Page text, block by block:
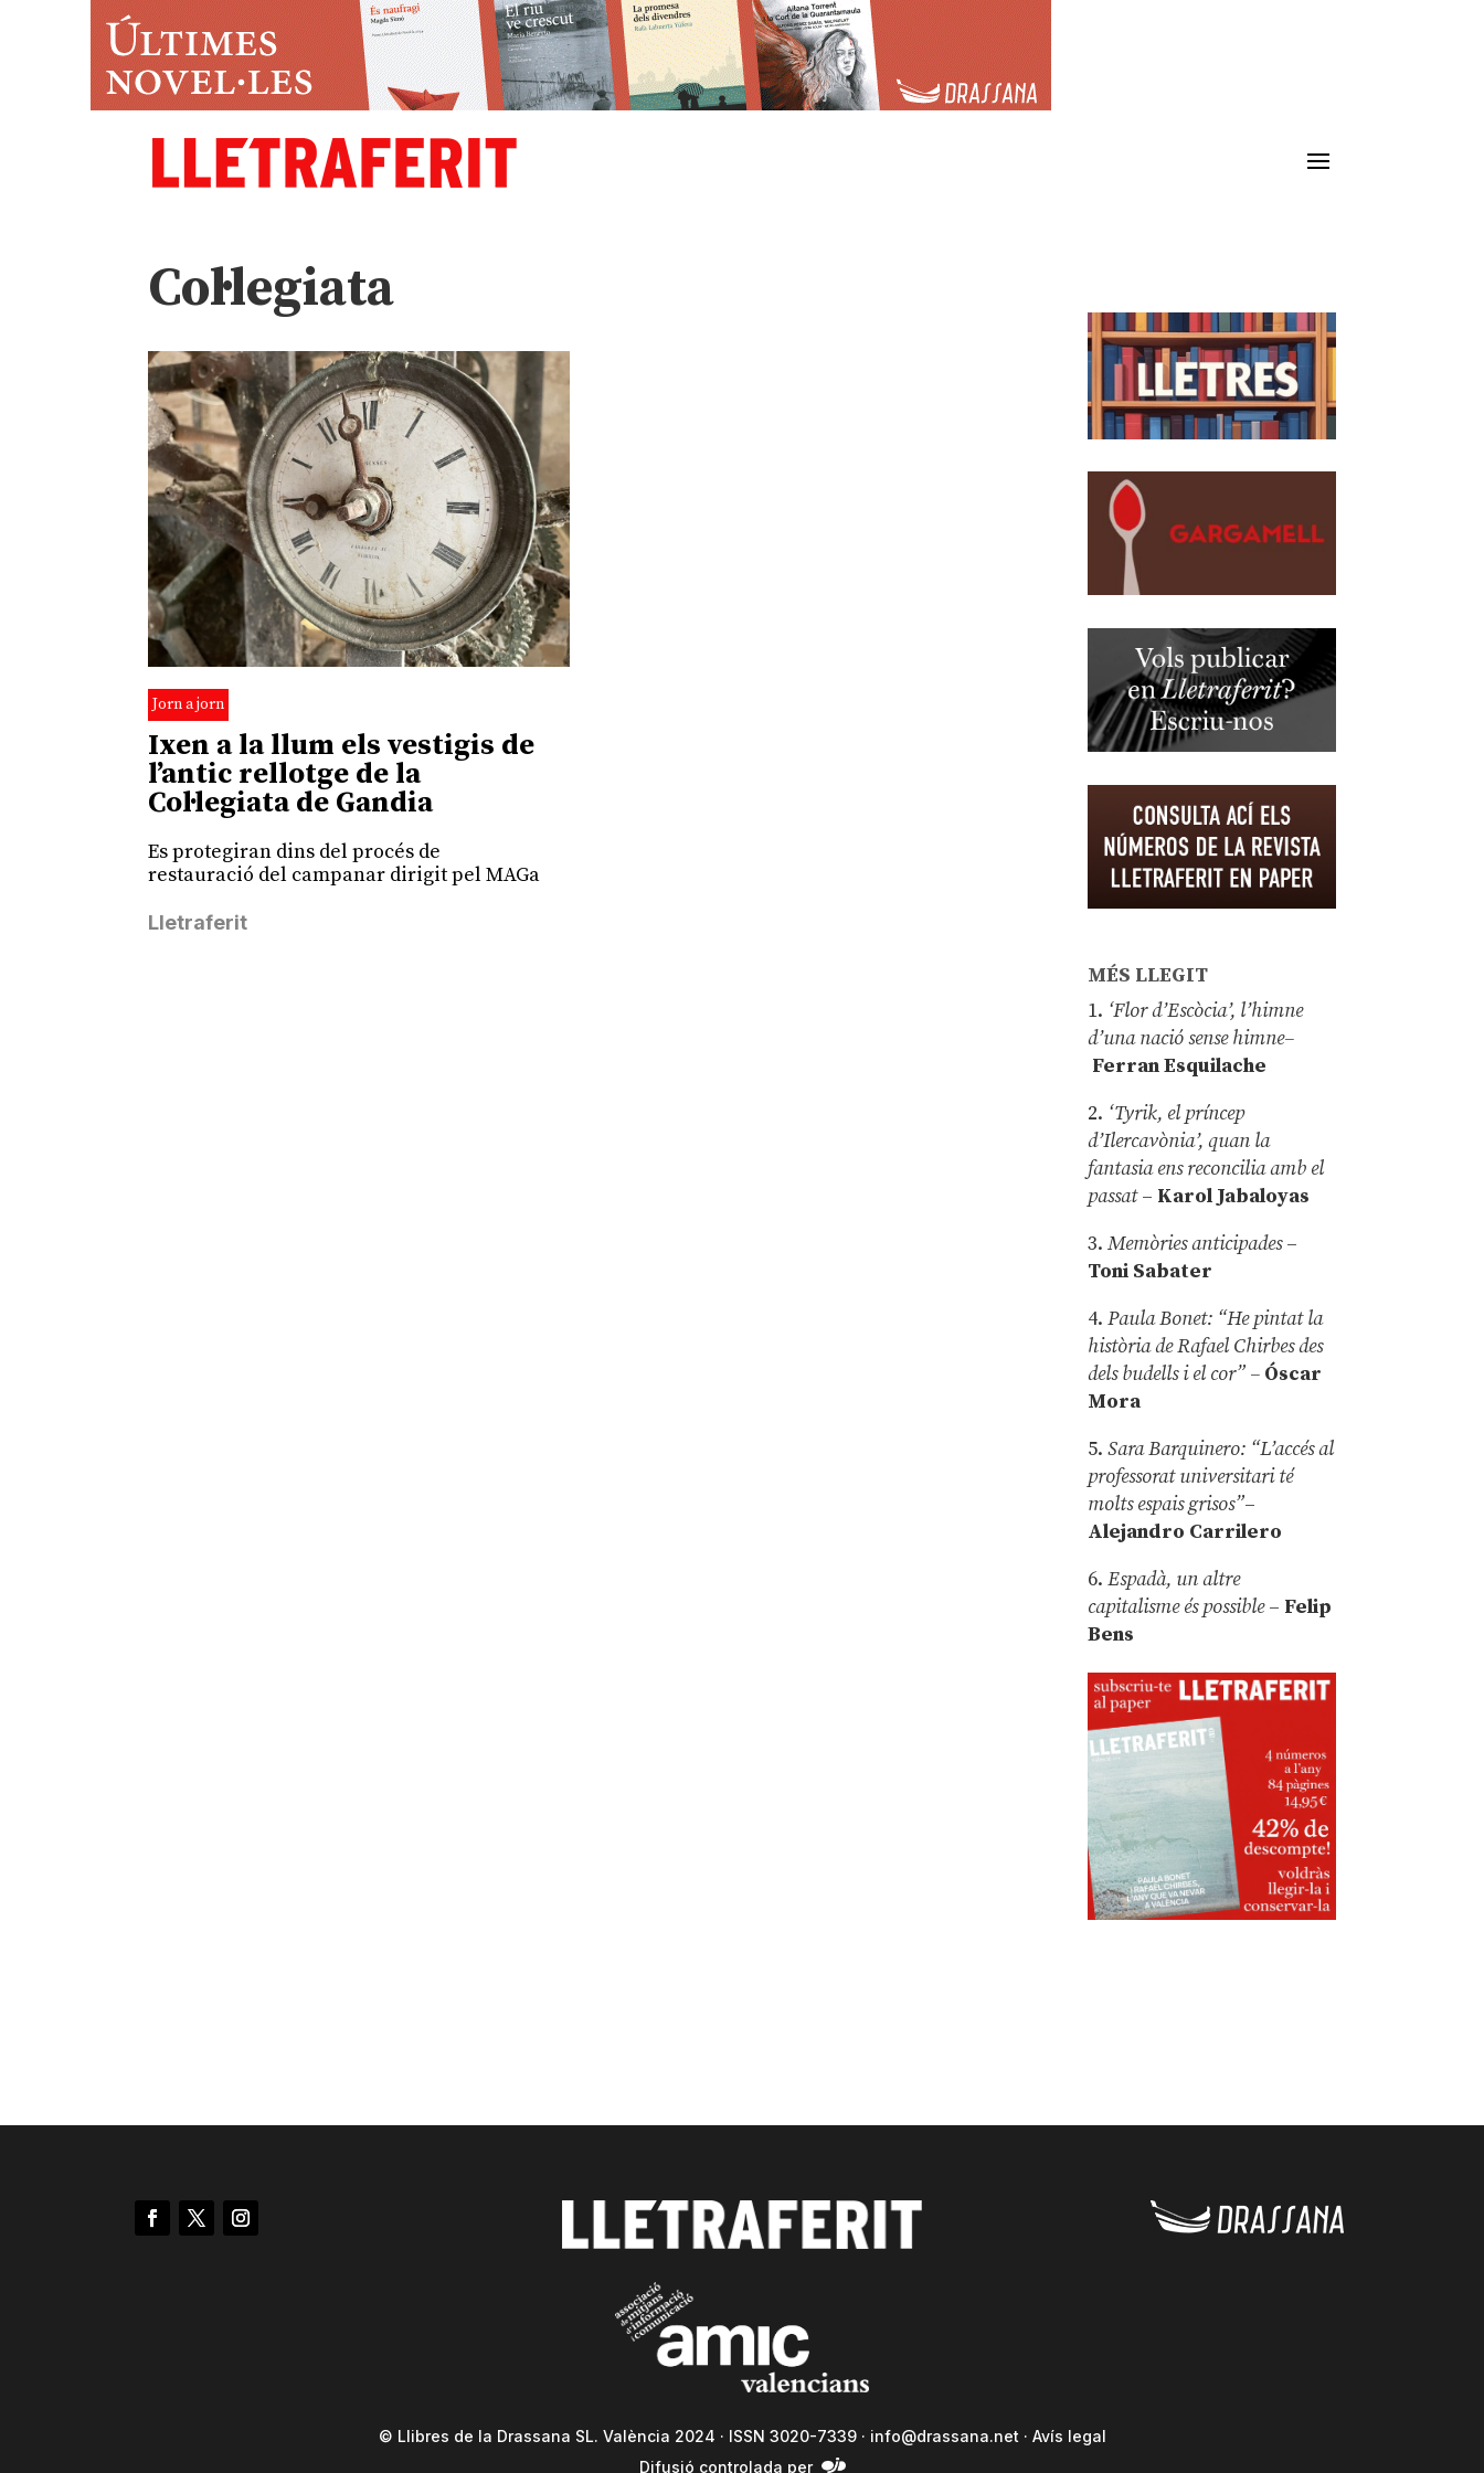
Col·legiata
Jorn a jorn
Ixen a la llum els vestigis de
l’antic rellotge de la
Col·legiata de Gandia
Es protegiran dins del procés de
restauració del campanar dirigit pel MAGa
Lletraferit
MÉS LLEGIT
1. ‘Flor d’Escòcia’, l’himne
d’una nació sense himne–
Ferran Esquilache
2. ‘Tyrik, el príncep
d’Ilercavònia’, quan la
fantasia ens reconcilia amb el
passat– Karol Jabaloyas
3.Memòries anticipades–
Toni Sabater
4.Paula Bonet: “He pintat la
història de Rafael Chirbes des
dels budells i el cor” – Óscar
Mora
5.Sara Barquinero: “L’accés al
professorat universitari té
molts espais grisos”–
Alejandro Carrilero
6.Espadà, un altre
capitalisme és possible – Felip
Bens
© Llibres de la Drassana SL. València 2024 · ISSN 3020-7339 · info@drassana.net · Avís legal
Difusió controlada per